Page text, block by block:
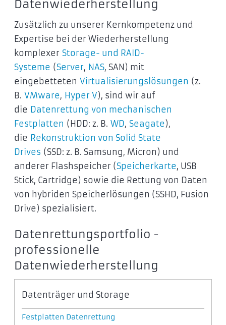
Datenwiederherstellung
Zusätzlich zu unserer Kernkompetenz und
Expertise bei der Wiederherstellung
komplexer Storage- und RAID-
Systeme (Server, NAS, SAN) mit
eingebetteten Virtualisierungslösungen (z.
B. VMware, Hyper V), sind wir auf
die Datenrettung von mechanischen
Festplatten (HDD: z. B. WD, Seagate),
die Rekonstruktion von Solid State
Drives (SSD: z. B. Samsung, Micron) und
anderer Flashspeicher (Speicherkarte, USB
Stick, Cartridge) sowie die Rettung von Daten
von hybriden Speicherlösungen (SSHD, Fusion
Drive) spezialisiert.
Datenrettungsportfolio -
professionelle
Datenwiederherstellung
Datenträger und Storage
Festplatten Datenrettung